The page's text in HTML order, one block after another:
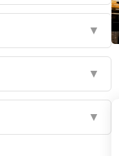
▼
▼
▼